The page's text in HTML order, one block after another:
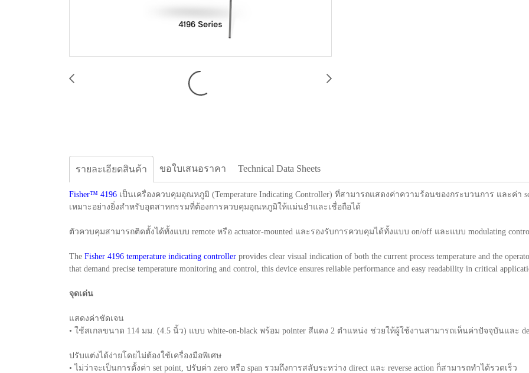
รายละเอียดสินค้า ขอใบเสนอราคา Technical Data Sheets
Fisher™ 4196 เป็นเครื่องควบคุมอุณหภูมิ (Temperature Indicating Controller) ที่สามารถแสดงค่าความร้อนของกระบวนการ และค่
เหมาะอย่างยิ่งสำหรับอุตสาหกรรมที่ต้องการควบคุมอุณหภูมิให้แม่นยำและเชื่อถือได้
ตัวควบคุมสามารถติดตั้งได้ทั้งแบบ remote หรือ actuator-mounted และรองรับการควบคุมได้ทั้งแบบ on/off และแบบ modulating
The Fisher 4196 temperature indicating controller provides clear visual indication of both the current process temperature and the
that demand precise temperature monitoring and control, this device ensures reliable performance and easy readability in critical
จุดเด่น
แสดงค่าชัดเจน
• ใช้สเกลขนาด 114 มม. (4.5 นิ้ว) แบบ white-on-black พร้อม pointer สีแดง 2 ตำแหน่ง ช่วยให้ผู้ใช้งานสามารถเห็นค่าปัจจุบันและ
ปรับแต่งได้ง่ายโดยไม่ต้องใช้เครื่องมือพิเศษ
• ไม่ว่าจะเป็นการตั้งค่า set point, ปรับค่า zero หรือ span รวมถึงการสลับระหว่าง direct และ reverse action ก็สามารถทำได้รวดเร็ว